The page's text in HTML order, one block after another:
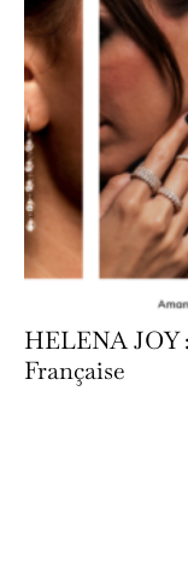
HELENA JOY
Française